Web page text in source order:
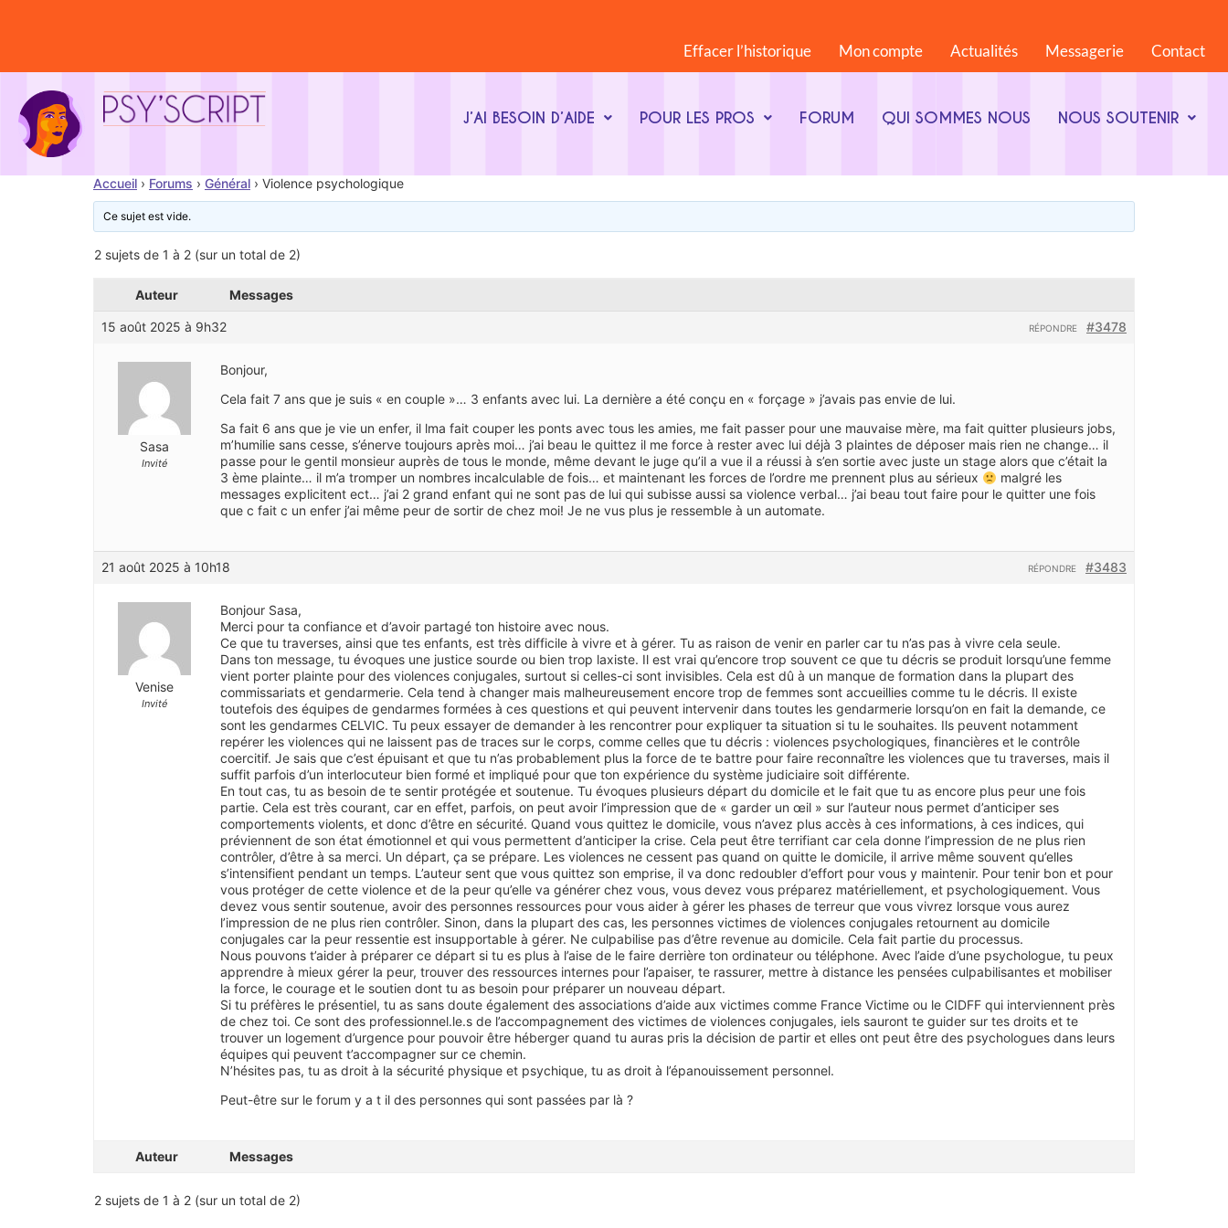
Effacer l’historique Mon compte Actualités Messagerie Contact
J’AI BESOIN D’AIDE POUR LES PROS FORUM QUI SOMMES NOUS NOUS SOUTENIR
Accueil › Forums › Général › Violence psychologique
Ce sujet est vide.
2 sujets de 1 à 2 (sur un total de 2)
Auteur Messages
15 août 2025 à 9h32 #3478
RÉPONDRE
Sasa
Invité
Bonjour,
Cela fait 7 ans que je suis « en couple »… 3 enfants avec lui. La dernière a été conçu en « forçage » j’avais pas envie de lui.
Sa fait 6 ans que je vie un enfer, il lma fait couper les ponts avec tous les amies, me fait passer pour une mauvaise mère, ma fait quitter plusieurs jobs,
m’humilie sans cesse, s’énerve toujours après moi… j’ai beau le quittez il me force à rester avec lui déjà 3 plaintes de déposer mais rien ne change… il
passe pour le gentil monsieur auprès de tous le monde, même devant le juge qu’il a vue il a réussi à s’en sortie avec juste un stage alors que c’était la
3 ème plainte… il m’a tromper un nombres incalculable de fois… et maintenant les forces de l’ordre me prennent plus au sérieux
malgré les
messages explicitent ect… j’ai 2 grand enfant qui ne sont pas de lui qui subisse aussi sa violence verbal… j’ai beau tout faire pour le quitter une fois
que c fait c un enfer j’ai même peur de sortir de chez moi! Je ne vus plus je ressemble à un automate.
21 août 2025 à 10h18 #3483
RÉPONDRE
Venise
Invité
Bonjour Sasa,
Merci pour ta confiance et d’avoir partagé ton histoire avec nous.
Ce que tu traverses, ainsi que tes enfants, est très difficile à vivre et à gérer. Tu as raison de venir en parler car tu n’as pas à vivre cela seule.
Dans ton message, tu évoques une justice sourde ou bien trop laxiste. Il est vrai qu’encore trop souvent ce que tu décris se produit lorsqu’une femme
vient porter plainte pour des violences conjugales, surtout si celles-ci sont invisibles. Cela est dû à un manque de formation dans la plupart des
commissariats et gendarmerie. Cela tend à changer mais malheureusement encore trop de femmes sont accueillies comme tu le décris. Il existe
toutefois des équipes de gendarmes formées à ces questions et qui peuvent intervenir dans toutes les gendarmerie lorsqu’on en fait la demande, ce
sont les gendarmes CELVIC. Tu peux essayer de demander à les rencontrer pour expliquer ta situation si tu le souhaites. Ils peuvent notamment
repérer les violences qui ne laissent pas de traces sur le corps, comme celles que tu décris : violences psychologiques, financières et le contrôle
coercitif. Je sais que c’est épuisant et que tu n’as probablement plus la force de te battre pour faire reconnaître les violences que tu traverses, mais il
suffit parfois d’un interlocuteur bien formé et impliqué pour que ton expérience du système judiciaire soit différente.
En tout cas, tu as besoin de te sentir protégée et soutenue. Tu évoques plusieurs départ du domicile et le fait que tu as encore plus peur une fois
partie. Cela est très courant, car en effet, parfois, on peut avoir l’impression que de « garder un œil » sur l’auteur nous permet d’anticiper ses
comportements violents, et donc d’être en sécurité. Quand vous quittez le domicile, vous n’avez plus accès à ces informations, à ces indices, qui
préviennent de son état émotionnel et qui vous permettent d’anticiper la crise. Cela peut être terrifiant car cela donne l’impression de ne plus rien
contrôler, d’être à sa merci. Un départ, ça se prépare. Les violences ne cessent pas quand on quitte le domicile, il arrive même souvent qu’elles
s’intensifient pendant un temps. L’auteur sent que vous quittez son emprise, il va donc redoubler d’effort pour vous y maintenir. Pour tenir bon et pour
vous protéger de cette violence et de la peur qu’elle va générer chez vous, vous devez vous préparez matériellement, et psychologiquement. Vous
devez vous sentir soutenue, avoir des personnes ressources pour vous aider à gérer les phases de terreur que vous vivrez lorsque vous aurez
l’impression de ne plus rien contrôler. Sinon, dans la plupart des cas, les personnes victimes de violences conjugales retournent au domicile
conjugales car la peur ressentie est insupportable à gérer. Ne culpabilise pas d’être revenue au domicile. Cela fait partie du processus.
Nous pouvons t’aider à préparer ce départ si tu es plus à l’aise de le faire derrière ton ordinateur ou téléphone. Avec l’aide d’une psychologue, tu peux
apprendre à mieux gérer la peur, trouver des ressources internes pour l’apaiser, te rassurer, mettre à distance les pensées culpabilisantes et mobiliser
la force, le courage et le soutien dont tu as besoin pour préparer un nouveau départ.
Si tu préfères le présentiel, tu as sans doute également des associations d’aide aux victimes comme France Victime ou le CIDFF qui interviennent près
de chez toi. Ce sont des professionnel.le.s de l’accompagnement des victimes de violences conjugales, iels sauront te guider sur tes droits et te
trouver un logement d’urgence pour pouvoir être héberger quand tu auras pris la décision de partir et elles ont peut être des psychologues dans leurs
équipes qui peuvent t’accompagner sur ce chemin.
N’hésites pas, tu as droit à la sécurité physique et psychique, tu as droit à l’épanouissement personnel.
Peut-être sur le forum y a t il des personnes qui sont passées par là ?
Auteur Messages
2 sujets de 1 à 2 (sur un total de 2)